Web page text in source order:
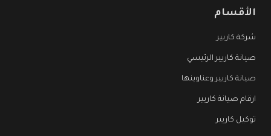
الأقسام
شركة كاريير
صيانة كاريير الرئيسي
صيانة كاريير وعناوينها
ارقام صيانة كاريير
توكيل كاريير